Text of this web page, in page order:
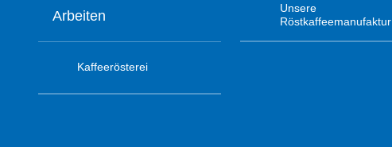
Arbeiten
Kaffeerösterei
Unsere
Röstkaffeemanufaktur